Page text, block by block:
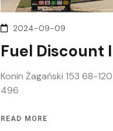
2024-09-09
Fuel Discount
Konin Żagański 153 68-
496
READ MORE